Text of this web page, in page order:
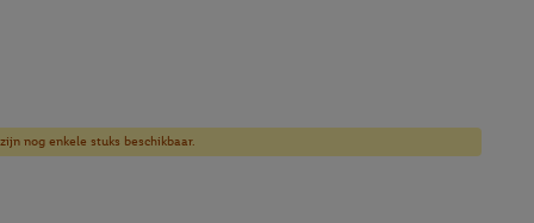
nog enkele stuks beschikbaar.